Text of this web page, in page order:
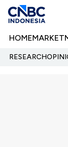
HOMEMARKET
RESEARCH